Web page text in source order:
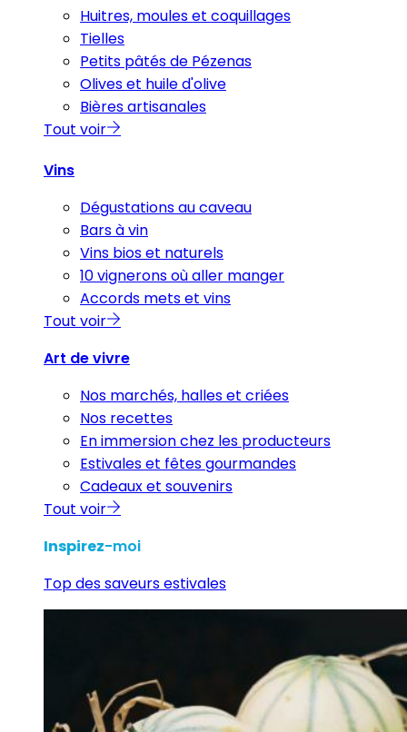
Huitres, moules et coquillages
Tielles
Petits pâtés de Pézenas
Olives et huile d'olive
Bières artisanales
Tout voir
Vins
Dégustations au caveau
Bars à vin
Vins bios et naturels
10 vignerons où aller manger
Accords mets et vins
Tout voir
Art de vivre
Nos marchés, halles et criées
Nos recettes
En immersion chez les producteurs
Estivales et fêtes gourmandes
Cadeaux et souvenirs
Tout voir
Inspirez-moi
Top des saveurs estivales